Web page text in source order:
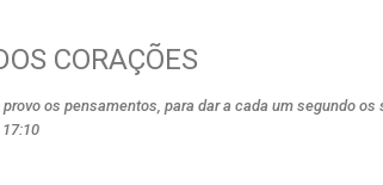
CORAÇÕES
provo os pensamentos, para dar a cada um segundo